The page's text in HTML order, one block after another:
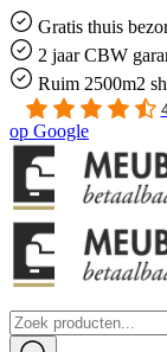
Gratis thuis
2 jaar CBW
Ruim 2500m2
op Google